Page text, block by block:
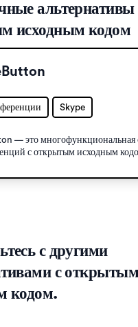
альтернативы
исходным кодом
Skype
— это многофункциональная
с открытым исходным
с другими
с открытым
кодом.